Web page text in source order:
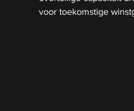
voor toekomstige